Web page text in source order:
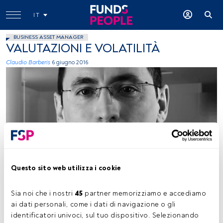
Questo sito web utilizza i cookie
Sia noi che i nostri 45 partner memorizziamo e accediamo
ai dati personali, come i dati di navigazione o gli
identificatori univoci, sul tuo dispositivo. Selezionando
IT
BUSINESS ASSET MANAGER
VALUTAZIONI E VOLATILITÀ
Claudio Barberis 6 giugno 2016
Tempo di lettura:5 min.
Bill Gross, Warren Buffett, Stanley Druckenmillersono